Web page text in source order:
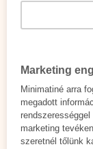
Marketing
Minimatiné arra
megadott
marketing
szeretnél tőlünk